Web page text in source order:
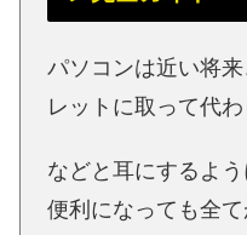
パソコンは近い将
レットに取って代わ
などと耳にするよ
便利になっても全